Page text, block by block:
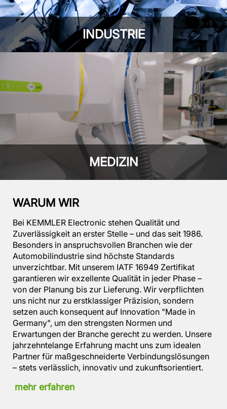
INDUSTRIE
MEDIZIN
WARUM WIR
Bei KEMMLER Electronic stehen Qualität und
Zuverlässigkeit an erster Stelle – und das seit 1986.
Besonders in anspruchsvollen Branchen wie der
Automobilindustrie sind höchste Standards
unverzichtbar. Mit unserem IATF 16949 Zertifikat
garantieren wir exzellente Qualität in jeder Phase –
von der Planung bis zur Lieferung. Wir verpflichten
uns nicht nur zu erstklassiger Präzision, sondern
setzen auch konsequent auf Innovation "Made in
Germany", um den strengsten Normen und
Erwartungen der Branche gerecht zu werden. Unsere
jahrzehntelange Erfahrung macht uns zum idealen
Partner für maßgeschneiderte Verbindungslösungen
– stets verlässlich, innovativ und zukunftsorientiert.
mehr erfahren